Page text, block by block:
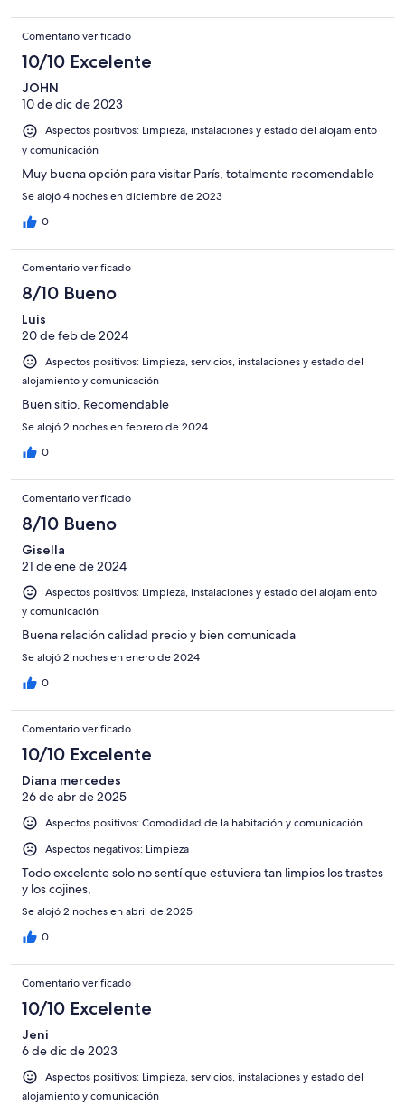
Comentario verificado
10/10 Excelente
JOHN
10 de dic de 2023
Aspectos positivos: Limpieza, instalaciones y estado del alojamiento
y comunicación
Muy buena opción para visitar París, totalmente recomendable
Se alojó 4 noches en diciembre de 2023
0
Comentario verificado
8/10 Bueno
Luis
20 de feb de 2024
Aspectos positivos: Limpieza, servicios, instalaciones y estado del
alojamiento y comunicación
Buen sitio. Recomendable
Se alojó 2 noches en febrero de 2024
0
Comentario verificado
8/10 Bueno
Gisella
21 de ene de 2024
Aspectos positivos: Limpieza, instalaciones y estado del alojamiento
y comunicación
Buena relación calidad precio y bien comunicada
Se alojó 2 noches en enero de 2024
0
Comentario verificado
10/10 Excelente
Diana mercedes
26 de abr de 2025
Aspectos positivos: Comodidad de la habitación y comunicación
Aspectos negativos: Limpieza
Todo excelente solo no sentí que estuviera tan limpios los trastes
y los cojines,
Se alojó 2 noches en abril de 2025
0
Comentario verificado
10/10 Excelente
Jeni
6 de dic de 2023
Aspectos positivos: Limpieza, servicios, instalaciones y estado del
alojamiento y comunicación